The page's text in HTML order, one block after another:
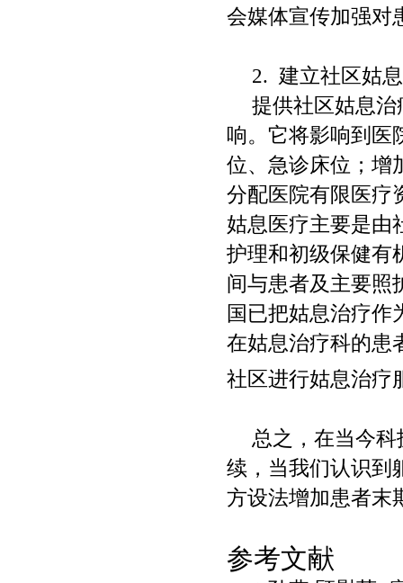
会媒体宣传加强对
2. 建立社区姑
提供社区姑息
响。它将影响到医
位、急诊床位；增
分配医院有限医疗
姑息医疗主要是由
护理和初级保健有
间与患者及主要照
国已把姑息治疗作
在姑息治疗科的患
社区进行姑息治疗
总之，在当今
续，当我们认识到
方设法增加患者末
参考文献